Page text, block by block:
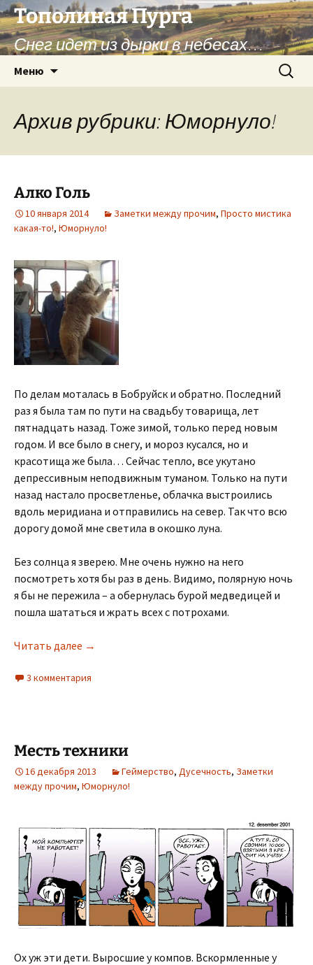
Перейти
к
содержимому
Тополиная Пурга
Снег идет из дырки в небесах…
Меню Найти:
Архив рубрики: Юморнуло!
Алко Голь
10 января 2014 Заметки между прочим, Просто мистика
какая-то!, Юморнуло!
По делам моталась в Бобруйск и обратно. Последний
раз я была там по пути на свадьбу товарища, лет
пятнадцать назад. Тоже зимой, только перед новым
годом. И все было в снегу, и мороз кусался, но и
красотища же была… Сейчас тепло, все укутано
депрессивным неподвижным туманом. Только на пути
назад настало просветленье, облачка выстроились
вдоль меридиана и отправились на север. Так что всю
дорогу домой мне светила в окошко луна.
Без солнца я зверею. Мне очень нужно на него
посмотреть хотя бы раз в день. Видимо, полярную ночь
я бы не пережила – а обернулась бурой медведицей и
пошла шататься и жрать всех с потрохами.
Читать далее Алко Голь
→
3 комментария
Месть техники
16 декабря 2013 Геймерство, Дусечность, Заметки
между прочим, Юморнуло!
Ох уж эти дети. Выросшие у компов. Вскормленные у